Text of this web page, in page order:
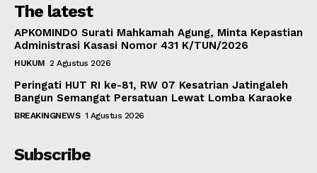
The latest
APKOMINDO Surati Mahkamah Agung, Minta Kepastian
Administrasi Kasasi Nomor 431 K/TUN/2026
HUKUM 2 Agustus 2026
Peringati HUT RI ke-81, RW 07 Kesatrian Jatingaleh
Bangun Semangat Persatuan Lewat Lomba Karaoke
BREAKINGNEWS 1 Agustus 2026
Subscribe